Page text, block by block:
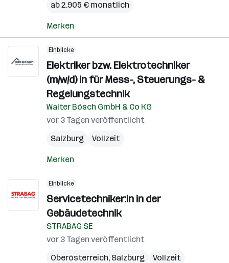
ab 2.905 € monatlich
Merken
Einblicke
Elektriker bzw. Elektrotechniker
(m/w/d) in für Mess-, Steuerungs- &
Regelungstechnik
Walter Bösch GmbH & Co KG
vor 3 Tagen veröffentlicht
Salzburg
Vollzeit
Merken
Einblicke
Servicetechniker:in in der
Gebäudetechnik
STRABAG SE
vor 3 Tagen veröffentlicht
Oberösterreich, Salzburg
Vollzeit